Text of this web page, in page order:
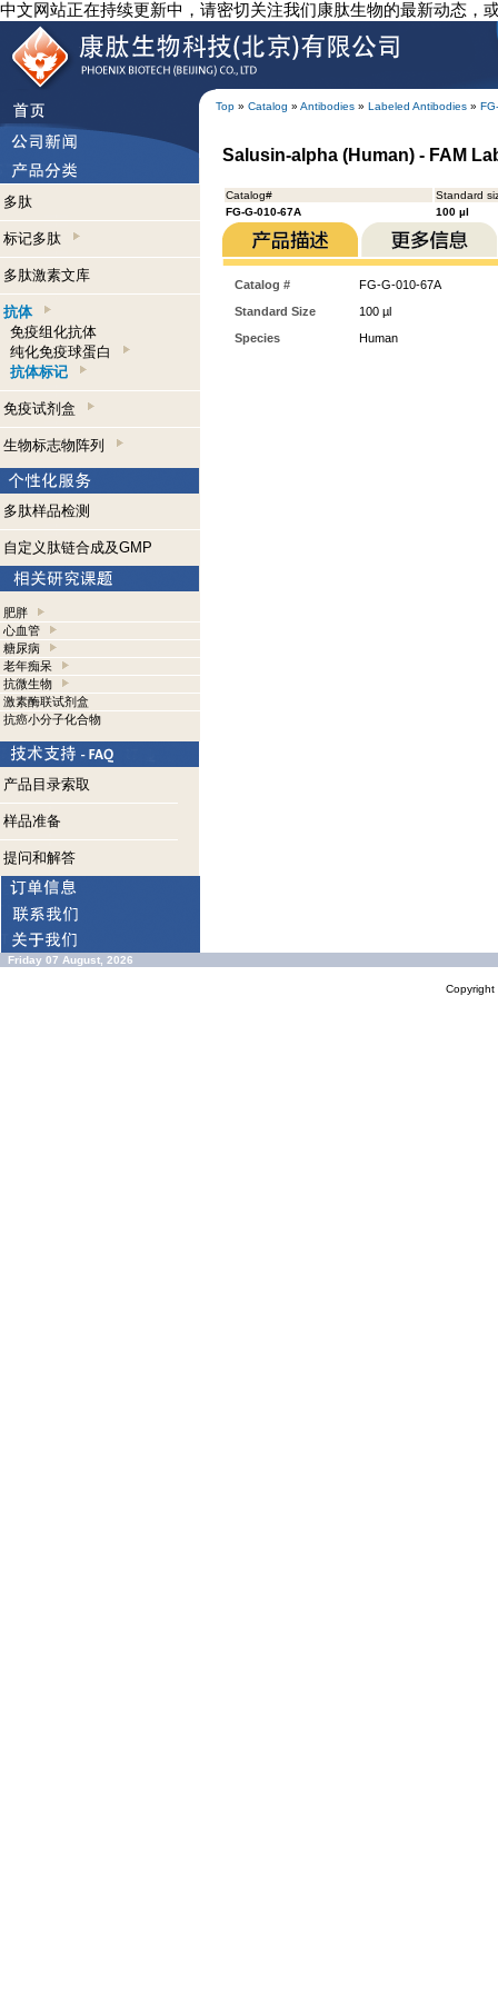
中文网站正在持续更新中，请密切关注我们康肽生物的最新动态，
Top » Catalog » Antibodies » Labeled Antibodies »
多肽
标记多肽
多肽激素文库
抗体
免疫组化抗体
纯化免疫球蛋白
抗体标记
免疫试剂盒
生物标志物阵列
多肽样品检测
自定义肽链合成及GMP
肥胖
心血管
糖尿病
老年痴呆
抗微生物
激素酶联试剂盒
抗癌小分子化合物
产品目录索取
样品准备
提问和解答
Salusin-alpha (Human) - FAM
Catalog#
Standard
FG-G-010-67A
100 µl
Catalog #
FG-G-010-67A
Standard Size
100 µl
Species
Human
Friday 07 August, 2026